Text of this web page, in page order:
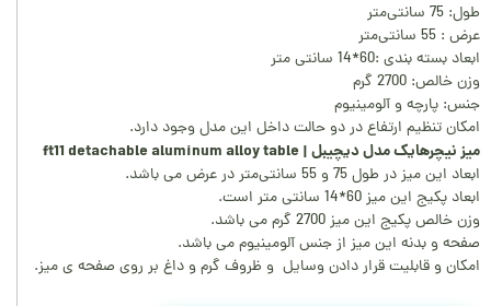
طول: 75 سانتی‌متر
عرض : 55 سانتی‌متر
ابعاد بسته بندی :60*14 سانتی متر
وزن خالص: 2700 گرم
جنس: پارچه و آلومینیوم
امکان تنظیم ارتفاع در دو حالت داخل این مدل وجود دارد.
میز نیچرهایک مدل دیچیبل | ft11 detachable aluminum alloy table
ابعاد این میز در طول 75 و 55 سانتی‌متر در عرض می باشد.
ابعاد پکیج این میز 60*14 سانتی متر است.
وزن خالص پکیج این میز 2700 گرم می باشد.
صفحه و بدنه این میز از جنس آلومینیوم می باشد.
امکان و قابلیت قرار دادن وسایل و ظروف گرم و داغ بر روی صفحه ی میز.